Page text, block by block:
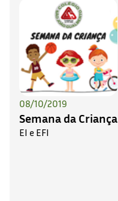
08/10/2019
Semana da Criança
EI e EFI